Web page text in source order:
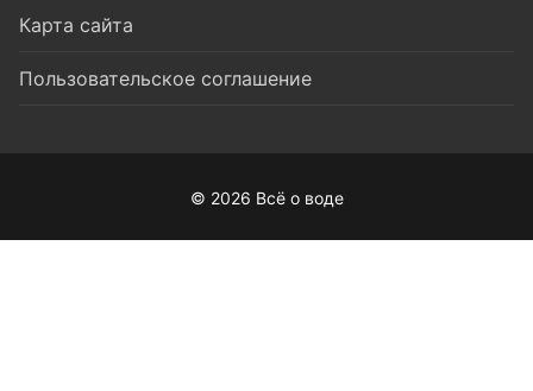
Карта сайта
Пользовательское соглашение
© 2026 Всё о воде